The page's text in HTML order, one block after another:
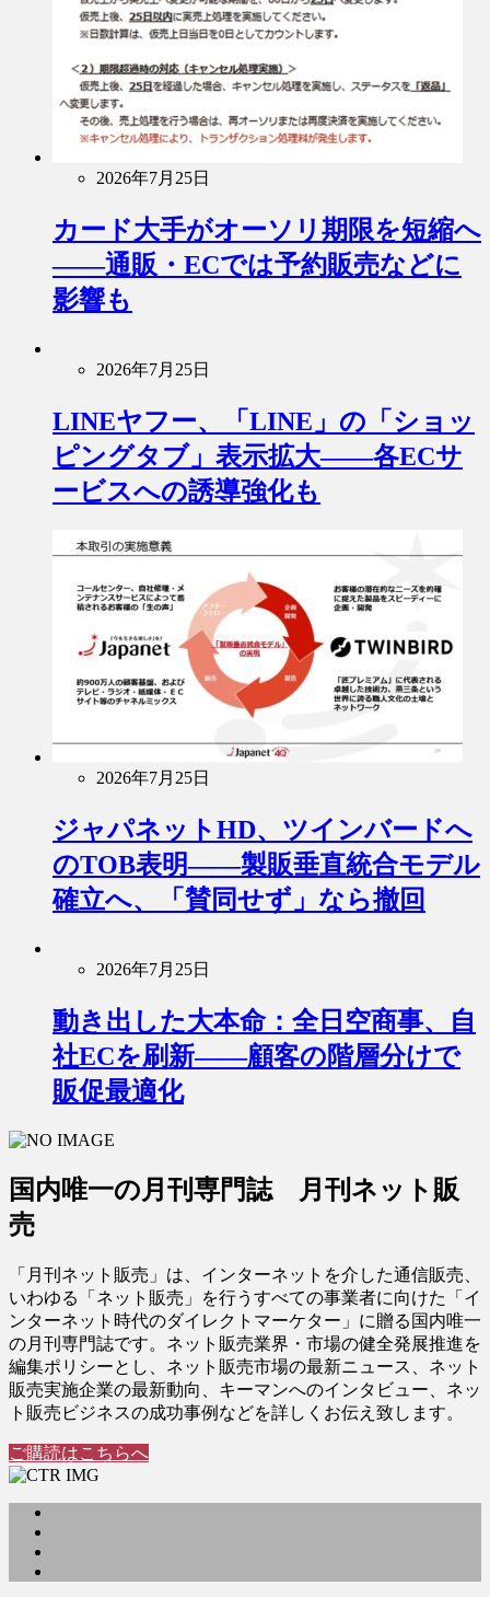
2026年7月25日
カード大手がオーソリ期限を短縮へ
――通販・ECでは予約販売などに
影響も
2026年7月25日
LINEヤフー、「LINE」の「ショッ
ピングタブ」表示拡大――各ECサ
ービスへの誘導強化も
2026年7月25日
ジャパネットHD、ツインバードへ
のTOB表明――製販垂直統合モデル
確立へ、「賛同せず」なら撤回
2026年7月25日
動き出した大本命：全日空商事、自
社ECを刷新――顧客の階層分けで
販促最適化
国内唯一の月刊専門誌 月刊ネット販
売
「月刊ネット販売」は、インターネットを介した通信販売、
いわゆる「ネット販売」を行うすべての事業者に向けた「イ
ンターネット時代のダイレクトマーケター」に贈る国内唯一
の月刊専門誌です。ネット販売業界・市場の健全発展推進を
編集ポリシーとし、ネット販売市場の最新ニュース、ネット
販売実施企業の最新動向、キーマンへのインタビュー、ネッ
ト販売ビジネスの成功事例などを詳しくお伝え致します。
ご購読はこちらへ